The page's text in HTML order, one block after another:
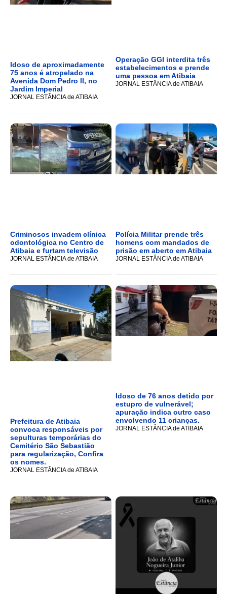
Idoso de aproximadamente
75 anos é atropelado na
Avenida Dom Pedro II, no
Jardim Imperial
JORNAL ESTÂNCIA de ATIBAIA
Operação GGI interdita três
estabelecimentos e prende
uma pessoa em Atibaia
JORNAL ESTÂNCIA de ATIBAIA
Criminosos invadem clínica
odontológica no Centro de
Atibaia e furtam televisão
JORNAL ESTÂNCIA de ATIBAIA
Polícia Militar prende três
homens com mandados de
prisão em aberto em Atibaia
JORNAL ESTÂNCIA de ATIBAIA
Prefeitura de Atibaia
convoca responsáveis por
sepulturas temporárias do
Cemitério São Sebastião
para regularização, Confira
os nomes.
JORNAL ESTÂNCIA de ATIBAIA
Idoso de 76 anos detido por
estupro de vulnerável;
apuração indica outro caso
envolvendo 11 crianças.
JORNAL ESTÂNCIA de ATIBAIA